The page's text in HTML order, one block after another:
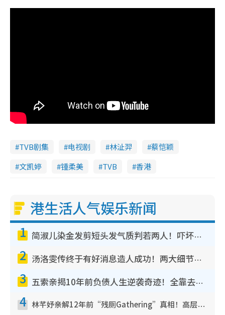
TVB剧集 电视剧 林沚羿
蔡恺颖
文凯婷
锺柔美 TVB 香港
港生活人气娱乐新闻
1 简淑儿染金发剪短头发气质判若两人！吓坏老公麦大力都认不出：“你做什么？”
2 汤洛雯传终于有好消息造人成功！两大细节曝孕味极浓引猜测：大肚婆先会咁！
3 五索亲揭10年前负债人生逆袭奇迹！全靠去一地方转运后即遇上马先生
4 林芊妤亲解12年前“残厕Gathering”真相！高层解约一句话重创尊严，至今拒返TVB